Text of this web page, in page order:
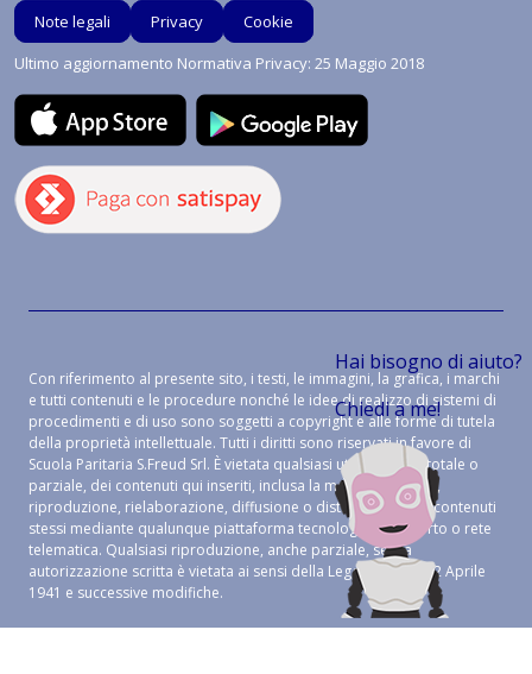
Hai bisogno di aiuto?
Chiedi a me!
Note legali Privacy
Cookie
Ultimo aggiornamento Normativa Privacy: 25 Maggio 2018
Con riferimento al presente sito, i testi, le immagini, la grafica, i marchi
e tutti contenuti e le procedure nonché le idee di realizzo di sistemi di
procedimenti e di uso sono soggetti a copyright e alle forme di tutela
della proprietà intellettuale. Tutti i diritti sono riservati in favore di
Scuola Paritaria S.Freud Srl. È vietata qualsiasi utilizzazione, totale o
parziale, dei contenuti qui inseriti, inclusa la memorizzazione,
riproduzione, rielaborazione, diffusione o distribuzione dei contenuti
stessi mediante qualunque piattaforma tecnologica, supporto o rete
telematica. Qualsiasi riproduzione, anche parziale, senza
autorizzazione scritta è vietata ai sensi della Legge 633 del 22 Aprile
1941 e successive modifiche.
CREDITS:ALEIDE WEB AGENCY